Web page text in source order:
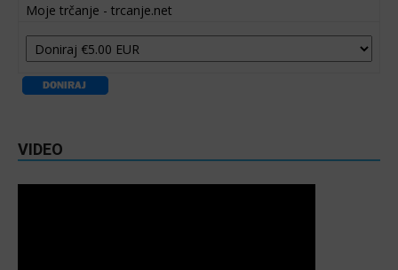
Moje trčanje - trcanje.net
VIDEO